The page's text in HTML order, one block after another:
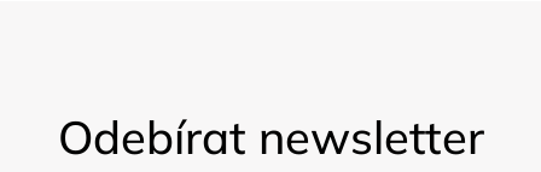
Odebírat newsletter